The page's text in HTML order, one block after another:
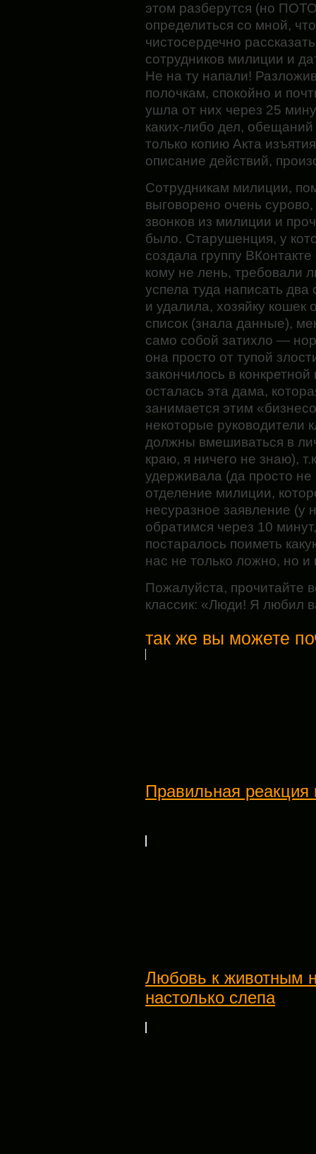
этом разберутся (но
определиться со мной,
чистосердечно
сотрудников милиции и
Не на ту напали!
полочкам, спокойно и
ушла от них через 25
каких-либо дел,
только копию Акта
описание действий,
Сотрудникам милиции,
выговорено очень
звонков из милиции и
было. Старушенция, у
создала группу
кому не лень, требовали
успела туда написать
и удалила, хозяйку кошек
список (знала данные),
само собой затихло —
она просто от тупой
закончилось в
осталась эта дама,
занимается этим
некоторые руководители
должны вмешиваться в
краю, я ничего не знаю),
удерживала (да просто
отделение милиции,
несуразное заявление (у
обратимся через 10
постаралось поиметь
нас не только ложно, но
Пожалуйста, прочитайте
классик: «Люди! Я любил
так же вы можете
Правильная реакция
Любовь к животным
настолько слепа